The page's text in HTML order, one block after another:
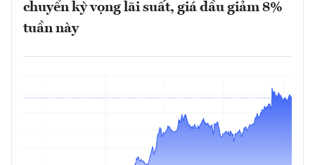
chuyển kỳ vọng lãi suất, giá dầu giảm 8%
tuần này